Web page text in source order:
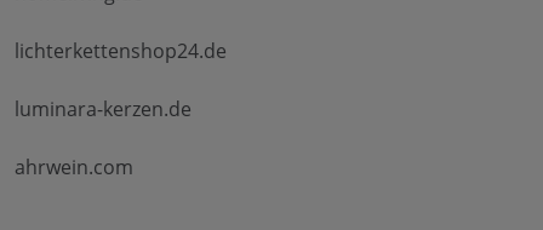
lichterkettenshop24.de
luminara-kerzen.de
ahrwein.com